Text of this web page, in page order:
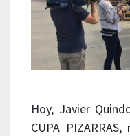
Hoy, Javier
CUPA